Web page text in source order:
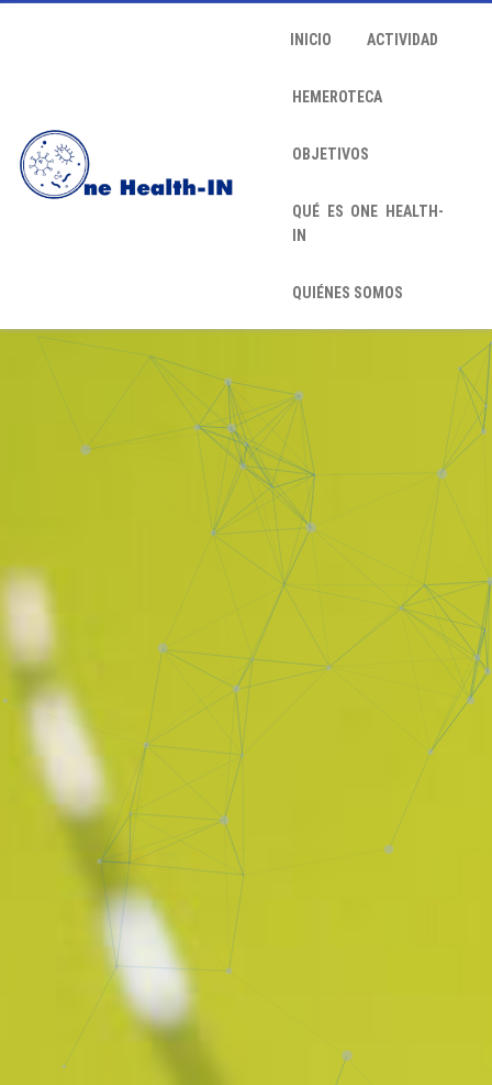
INICIO ACTIVIDAD
HEMEROTECA
OBJETIVOS
QUÉ ES ONE HEALTH-
IN
QUIÉNES SOMOS